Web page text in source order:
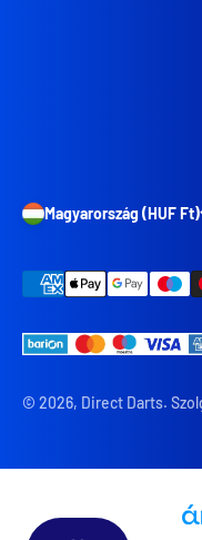
Magyarország (HUF Ft)
© 2026, Direct Darts.